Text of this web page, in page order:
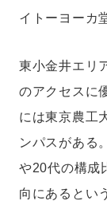
イトーヨーカ
東小金井エリ
のアクセスに
には東京農工
ンパスがある
や20代の構成
向にあるとい